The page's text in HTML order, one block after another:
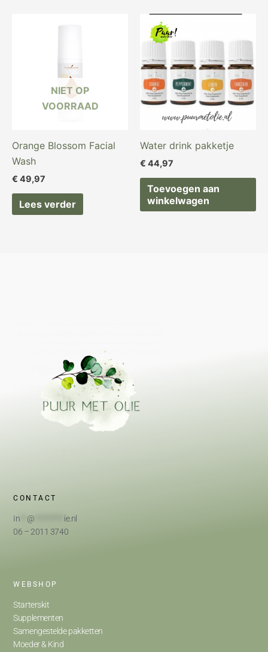
NIET OP
VOORRAAD
Orange Blossom Facial
Wash
€ 49,97
Lees verder
Water drink pakketje
€ 44,97
Toevoegen aan
winkelwagen
CONTACT
In @
ie.nl
06 – 2011 3740
WEBSHOP
Starterskit
Supplementen
Samengestelde pakketten
Moeder & Kind